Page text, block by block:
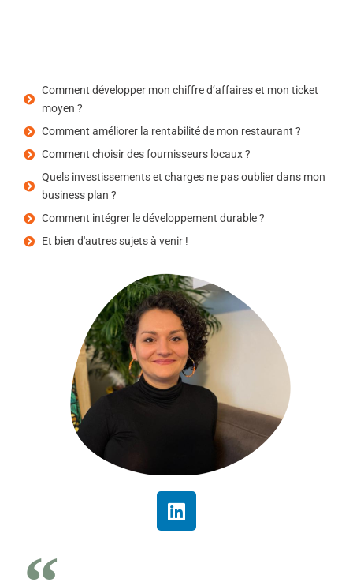
Comment développer mon chiffre d’affaires et mon ticket
moyen ?
Comment améliorer la rentabilité de mon restaurant ?
Comment choisir des fournisseurs locaux ?
Quels investissements et charges ne pas oublier dans mon
business plan ?
Comment intégrer le développement durable ?
Et bien d'autres sujets à venir !
L
i